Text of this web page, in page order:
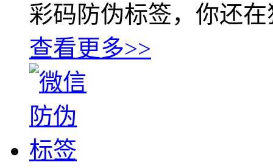
彩码防伪标签，你还
查看更多>>